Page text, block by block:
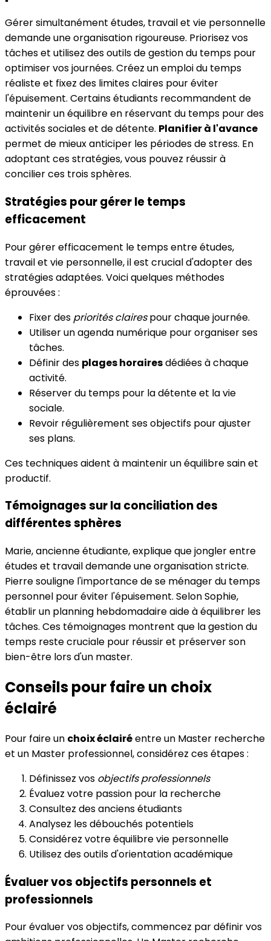
Gérer simultanément études, travail et vie personnelle
demande une organisation rigoureuse. Priorisez vos
tâches et utilisez des outils de gestion du temps pour
optimiser vos journées. Créez un emploi du temps
réaliste et fixez des limites claires pour éviter
l'épuisement. Certains étudiants recommandent de
maintenir un équilibre en réservant du temps pour des
activités sociales et de détente. Planifier à l'avance
permet de mieux anticiper les périodes de stress. En
adoptant ces stratégies, vous pouvez réussir à
concilier ces trois sphères.
Stratégies pour gérer le temps
efficacement
Pour gérer efficacement le temps entre études,
travail et vie personnelle, il est crucial d'adopter des
stratégies adaptées. Voici quelques méthodes
éprouvées :
Fixer des priorités clairespour chaque journée.
Utiliser un agenda numérique pour organiser ses
tâches.
Définir des plages horairesdédiées à chaque
activité.
Réserver du temps pour la détente et la vie
sociale.
Revoir régulièrement ses objectifs pour ajuster
ses plans.
Ces techniques aident à maintenir un équilibre sain et
productif.
Témoignages sur la conciliation des
différentes sphères
Marie, ancienne étudiante, explique que jongler entre
études et travail demande une organisation stricte.
Pierre souligne l'importance de se ménager du temps
personnel pour éviter l'épuisement. Selon Sophie,
établir un planning hebdomadaire aide à équilibrer les
tâches. Ces témoignages montrent que la gestion du
temps reste cruciale pour réussir et préserver son
bien-être lors d'un master.
Conseils pour faire un choix
éclairé
Pour faire un choix éclairéentre un Master recherche
et un Master professionnel, considérez ces étapes :
Définissez vos objectifs professionnels
Évaluez votre passion pour la recherche
Consultez des anciens étudiants
Analysez les débouchés potentiels
Considérez votre équilibre vie personnelle
Utilisez des outils d'orientation académique
Évaluer vos objectifs personnels et
professionnels
Pour évaluer vos objectifs, commencez par définir vos